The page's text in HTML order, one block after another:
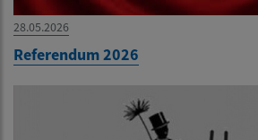
28.05.2026
Referendum 2026